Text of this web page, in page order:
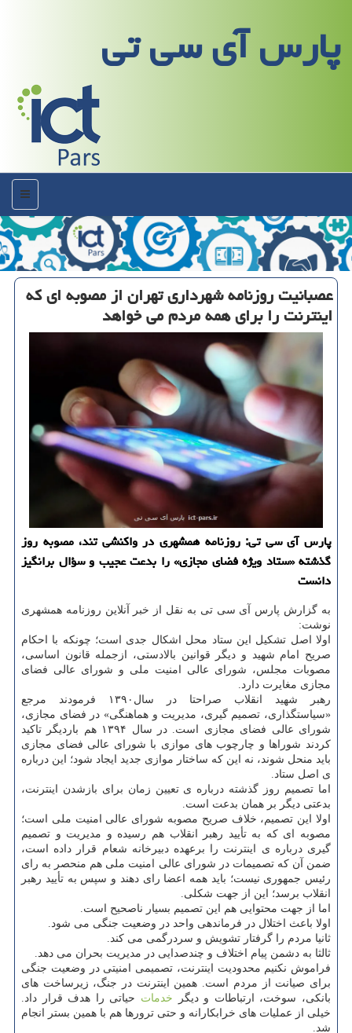
پارس آی سی تی
منو
عصبانیت روزنامه شهرداری تهران از مصوبه ای که
اینترنت را برای همه مردم می خواهد
پارس آی سی تی: روزنامه همشهری در واکنشی تند، مصوبه روز
گذشته «ستاد ویژه فضای مجازی» را بدعت عجیب و سؤال برانگیز
دانست
به گزارش پارس آی سی تی به نقل از خبر آنلاین روزنامه همشهری
نوشت:
اولا اصل تشکیل این ستاد محل اشکال جدی است؛ چونکه با احکام
صریح امام شهید و دیگر قوانین بالادستی، ازجمله قانون اساسی،
مصوبات مجلس، شورای عالی امنیت ملی و شورای عالی فضای
مجازی مغایرت دارد.
رهبر شهید انقلاب صراحتا در سال۱۳۹۰ فرمودند مرجع
«سیاستگذاری، تصمیم گیری، مدیریت و هماهنگی» در فضای مجازی،
شورای عالی فضای مجازی است. در سال ۱۳۹۴ هم باردیگر تاکید
کردند شوراها و چارچوب های موازی با شورای عالی فضای مجازی
باید منحل شوند، نه این که ساختار موازی جدید ایجاد شود؛ این درباره
ی اصل ستاد.
اما تصمیم روز گذشته درباره ی تعیین زمان برای بازشدن اینترنت،
بدعتی دیگر بر همان بدعت است.
اولا این تصمیم، خلاف صریح مصوبه شورای عالی امنیت ملی است؛
مصوبه ای که به تأیید رهبر انقلاب هم رسیده و مدیریت و تصمیم
گیری درباره ی اینترنت را برعهده دبیرخانه شعام قرار داده است،
ضمن آن که تصمیمات در شورای عالی امنیت ملی هم منحصر به رای
رئیس جمهوری نیست؛ باید همه اعضا رای دهند و سپس به تأیید رهبر
انقلاب برسد؛ این از جهت شکلی.
اما از جهت محتوایی هم این تصمیم بسیار ناصحیح است.
اولا باعث اختلال در فرماندهی واحد در وضعیت جنگی می شود.
ثانیا مردم را گرفتار تشویش و سردرگمی می کند.
ثالثا به دشمن پیام اختلاف و چندصدایی در مدیریت بحران می دهد.
فراموش نکنیم محدودیت اینترنت، تصمیمی امنیتی در وضعیت جنگی
برای صیانت از مردم است. همین اینترنت در جنگ، زیرساخت های
بانکی، سوخت، ارتباطات و دیگر خدمات حیاتی را هدف قرار داد.
خیلی از عملیات های خرابکارانه و حتی ترورها هم با همین بستر انجام
شد.